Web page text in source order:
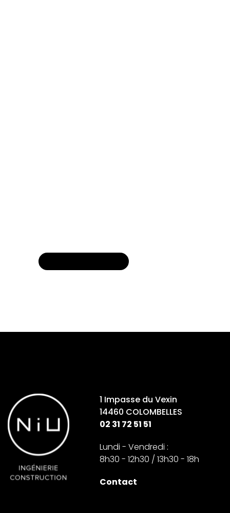
1 Impasse du Vexin
14460 COLOMBELLES
02 31 72 51 51
Lundi - Vendredi :
8h30 - 12h30 / 13h30 - 18h
Contact